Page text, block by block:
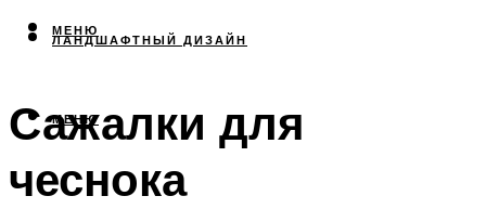
ЛАНДШАФТНЫЙ ДИЗАЙН
МЕНЮ
МЕНЮ
Сажалки для
чеснока